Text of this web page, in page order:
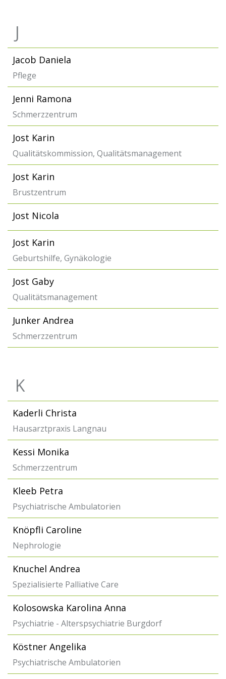
J
Jacob Daniela
Pflege
Jenni Ramona
Schmerzzentrum
Jost Karin
Qualitätskommission, Qualitätsmanagement
Jost Karin
Brustzentrum
Jost Nicola
Jost Karin
Geburtshilfe, Gynäkologie
Jost Gaby
Qualitätsmanagement
Junker Andrea
Schmerzzentrum
K
Kaderli Christa
Hausarztpraxis Langnau
Kessi Monika
Schmerzzentrum
Kleeb Petra
Psychiatrische Ambulatorien
Knöpfli Caroline
Nephrologie
Knuchel Andrea
Spezialisierte Palliative Care
Kolosowska Karolina Anna
Psychiatrie - Alterspsychiatrie Burgdorf
Köstner Angelika
Psychiatrische Ambulatorien